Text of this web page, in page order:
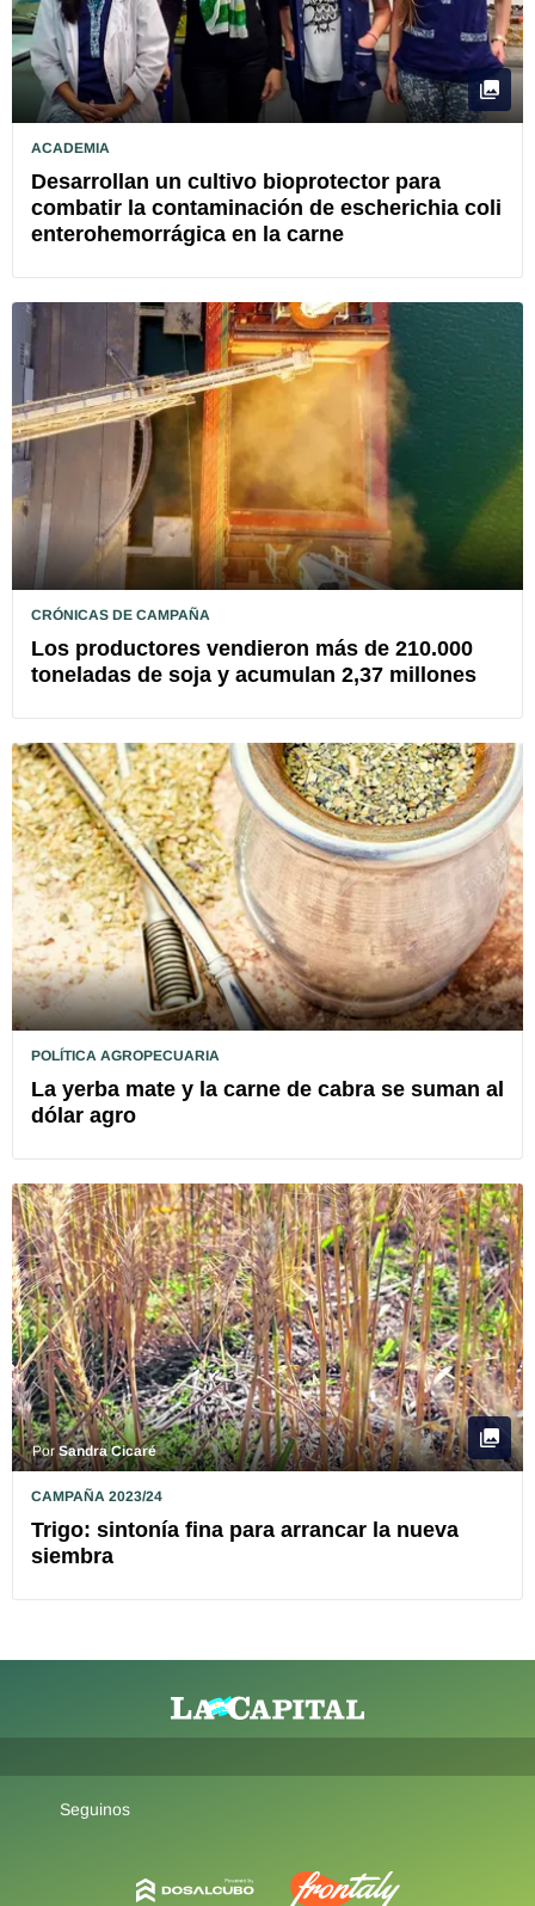
ACADEMIA
Desarrollan un cultivo bioprotector para
combatir la contaminación de escherichia coli
enterohemorrágica en la carne
CRÓNICAS DE CAMPAÑA
Los productores vendieron más de 210.000
toneladas de soja y acumulan 2,37 millones
POLÍTICA AGROPECUARIA
La yerba mate y la carne de cabra se suman al
dólar agro
PorSandra Cicaré
CAMPAÑA 2023/24
Trigo: sintonía fina para arrancar la nueva
siembra
Seguinos